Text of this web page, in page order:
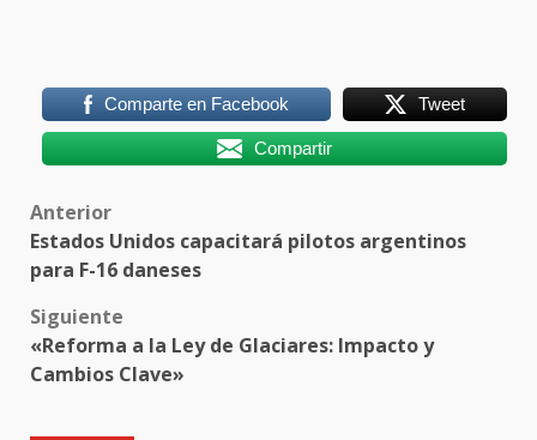
Comparte en Facebook Tweet
Compartir
Post
navigation
Anterior
Estados Unidos capacitará pilotos argentinos
para F-16 daneses
Siguiente
«Reforma a la Ley de Glaciares: Impacto y
Cambios Clave»